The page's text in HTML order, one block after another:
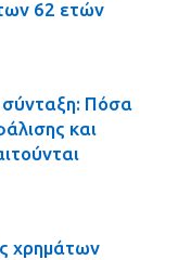
62 ετών
σύνταξη: Πόσα
και
χρημάτων